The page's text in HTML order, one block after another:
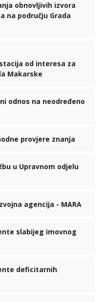
obnovljivih izvora
na području Grada
od interesa za
Makarske
odnos na neodređeno
provjere znanja
u Upravnom odjelu
agencija - MARA
slabijeg imovnog
deficitarnih